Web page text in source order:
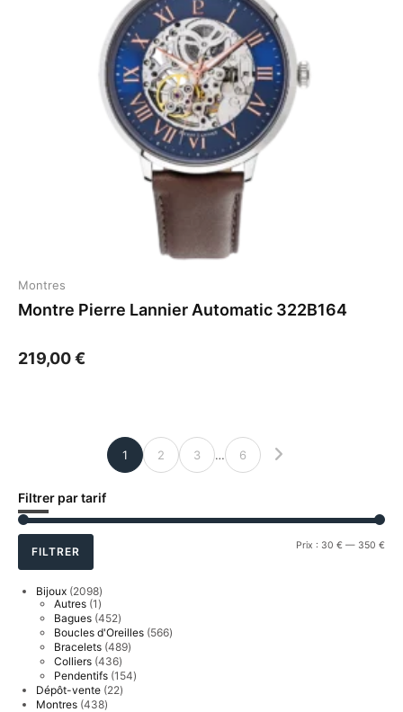
Montres
Montre Pierre Lannier Automatic 322B164
219,00€
1 2 3 … 6
Filtrer par tarif
Prix
Prix
FILTRER Prix : 30 € — 350 €
Bijoux 20982098
produits
Autres 1 1
produit
Bagues 452452
produits
Boucles d'Oreilles 566566
Bracelets 489489
Colliers 436436
produits
Pendentifs 154154
Dépôt-vente 2222
Montres 438438